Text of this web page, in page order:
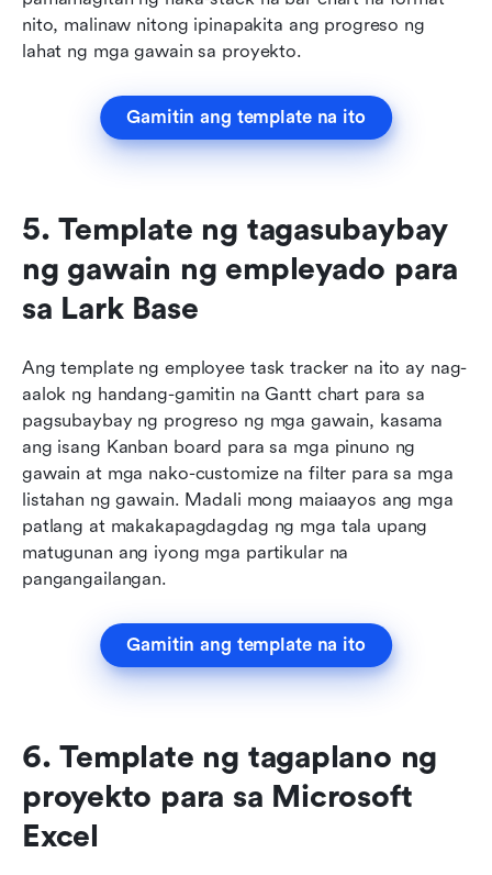
nito, malinaw nitong ipinapakita ang progreso ng
lahat ng mga gawain sa proyekto.
Gamitin ang template na ito
5. Template ng tagasubaybay
ng gawain ng empleyado para
sa Lark Base
Ang template ng employee task tracker na ito ay nag-
aalok ng handang-gamitin na Gantt chart para sa
pagsubaybay ng progreso ng mga gawain, kasama
ang isang Kanban board para sa mga pinuno ng
gawain at mga nako-customize na filter para sa mga
listahan ng gawain. Madali mong maiaayos ang mga
patlang at makakapagdagdag ng mga tala upang
matugunan ang iyong mga partikular na
pangangailangan.
Gamitin ang template na ito
6. Template ng tagaplano ng
proyekto para sa Microsoft
Excel